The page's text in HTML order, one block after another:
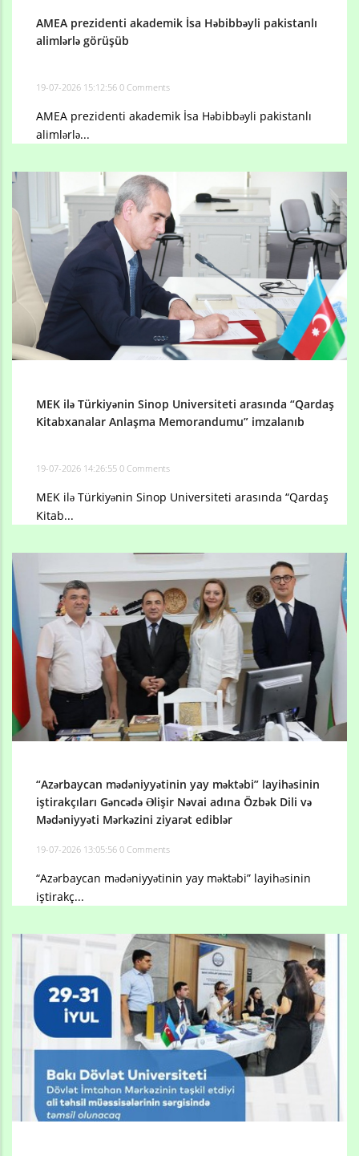
AMEA prezidenti akademik İsa Həbibbəyli pakistanlı
alimlərlə görüşüb
19-07-2026 15:12:56 0 Comments
AMEA prezidenti akademik İsa Həbibbəyli pakistanlı
alimlərlə...
MEK ilə Türkiyənin Sinop Universiteti arasında “Qardaş
Kitabxanalar Anlaşma Memorandumu” imzalanıb
19-07-2026 14:26:55 0 Comments
MEK ilə Türkiyənin Sinop Universiteti arasında “Qardaş
Kitab...
“Azərbaycan mədəniyyətinin yay məktəbi” layihəsinin
iştirakçıları Gəncədə Əlişir Nəvai adına Özbək Dili və
Mədəniyyəti Mərkəzini ziyarət ediblər
19-07-2026 13:05:56 0 Comments
“Azərbaycan mədəniyyətinin yay məktəbi” layihəsinin
iştirakç...